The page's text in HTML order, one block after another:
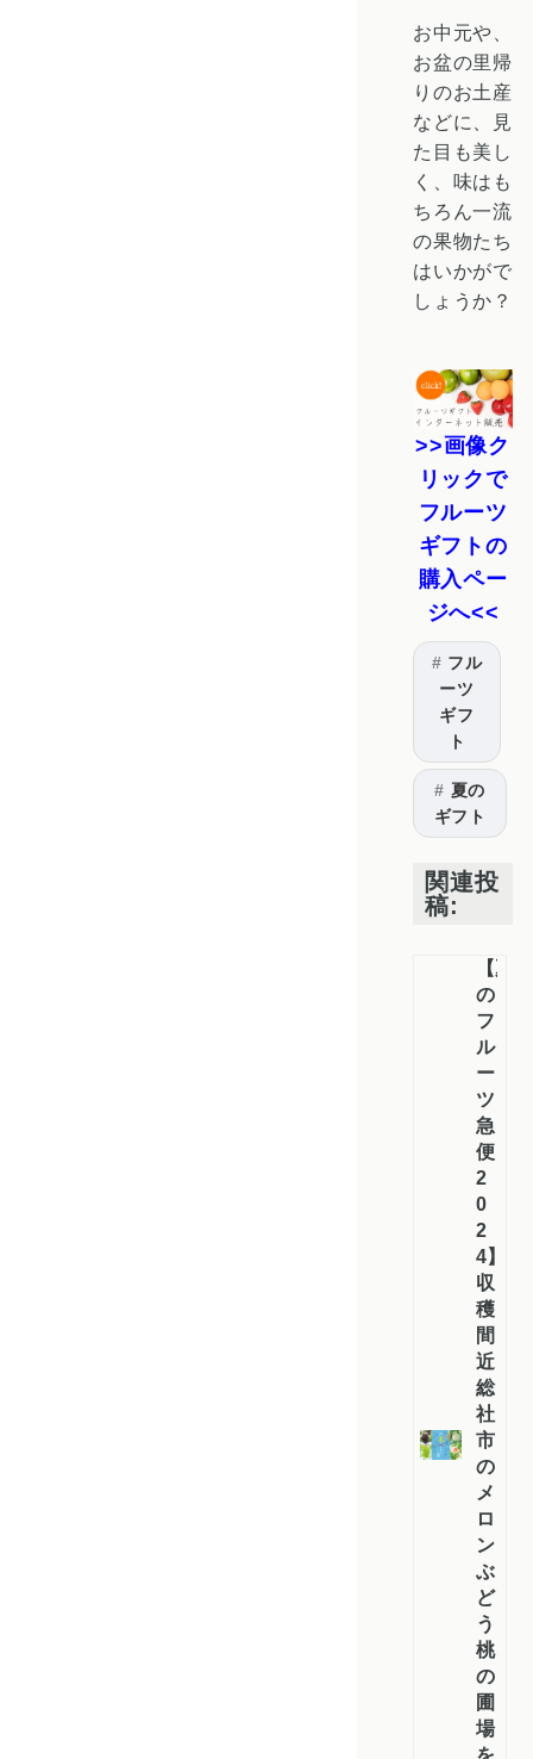
お中元や、
お盆の里帰
りのお土産
などに、見
た目も美し
く、味はも
ちろん一流
の果物たち
はいかがで
しょうか？
画像ク
リックで
フルーツ
ギフトの
購入ペー
ジへ
フル
ーツ
ギフ
ト
夏の
ギフト
関連投
稿:
【夏
の
フ
ル
ー
ツ
急
便
2
0
2
4】
収
穫
間
近！
総
社
市
の
メ
ロ
ン・
ぶ
ど
う・
桃
の
圃
場
を